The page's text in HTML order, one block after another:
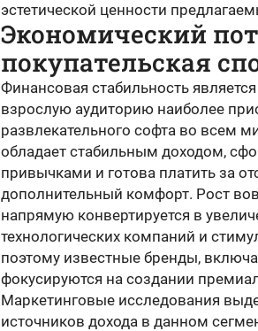
эстетической ценности
Экономический
покупательская
Финансовая стабильность
взрослую аудиторию наиболее
развлекательного софта во всем
обладает стабильным доходом,
привычками и готова платить за
дополнительный комфорт. Рост
напрямую конвертируется в
технологических компаний и
поэтому известные бренды,
фокусируются на создании
Маркетинговые исследования
источников дохода в данном